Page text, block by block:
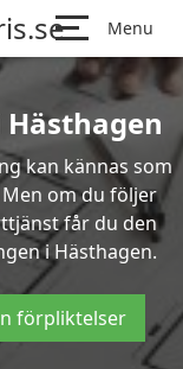
Menu
kan kännas som
om du följer
får du den
i Hästhagen.
förpliktelser